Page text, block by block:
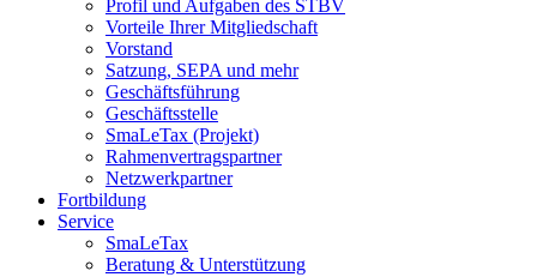
Profil und Aufgaben des STBV
Vorteile Ihrer Mitgliedschaft
Vorstand
Satzung, SEPA und mehr
Geschäftsführung
Geschäftsstelle
SmaLeTax (Projekt)
Rahmenvertragspartner
Netzwerkpartner
Fortbildung
Service
SmaLeTax
Beratung & Unterstützung